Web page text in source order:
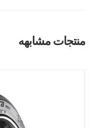
منتجات مشابهه